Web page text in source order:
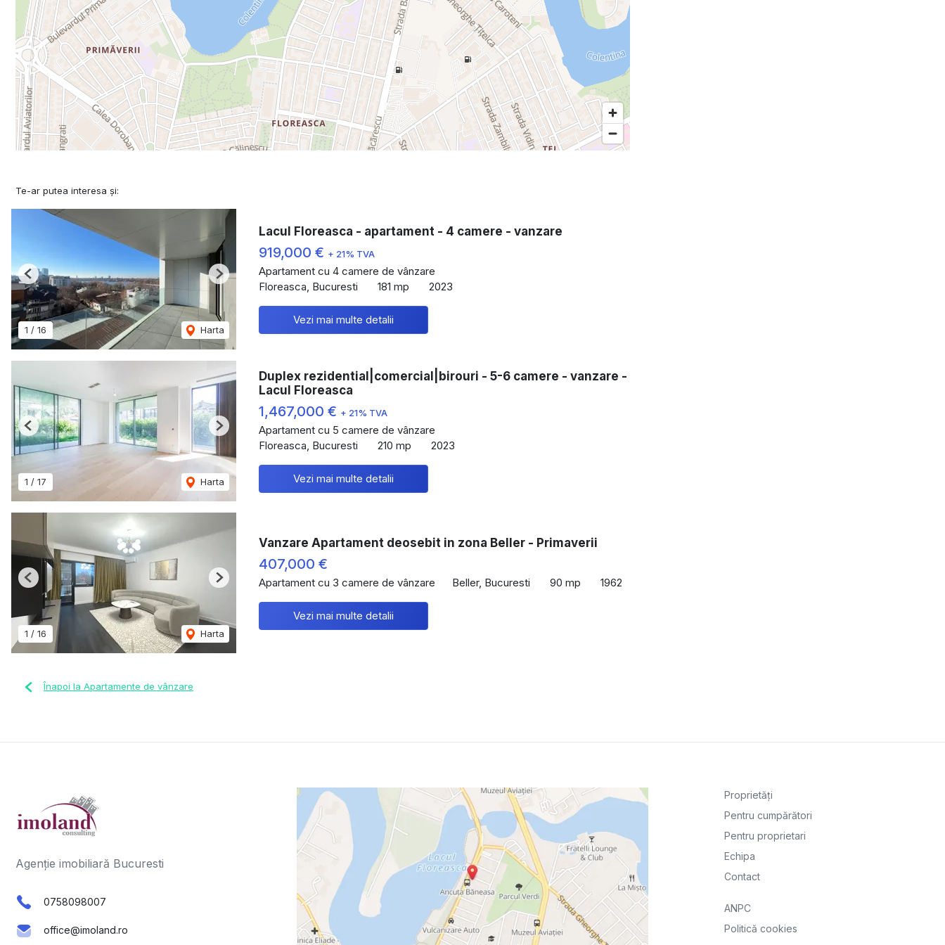
Te-ar putea interesa și:
1 / 16 Harta
Previous Next
Lacul Floreasca - apartament - 4 camere - vanzare
919,000 € + 21% TVA
Apartament cu 4 camere de vânzare
Floreasca, Bucuresti
181 mp 2023
Vezi mai multe detalii
1 / 17 Harta
Previous Next
Duplex rezidential|comercial|birouri - 5-6 camere - vanzare -
Lacul Floreasca
1,467,000 € + 21% TVA
Apartament cu 5 camere de vânzare
Floreasca, Bucuresti
210 mp 2023
Vezi mai multe detalii
1 / 16 Harta
Previous Next
Vanzare Apartament deosebit in zona Beller - Primaverii
407,000 €
Apartament cu 3 camere de vânzare Beller, Bucuresti 90 mp 1962
Vezi mai multe detalii
Înapoi la Apartamente de vânzare
Agenție imobiliară Bucuresti
0758098007
office@imoland.ro
Proprietăți
Pentru cumpărători
Pentru proprietari
Echipa
Contact
ANPC
Politică cookies